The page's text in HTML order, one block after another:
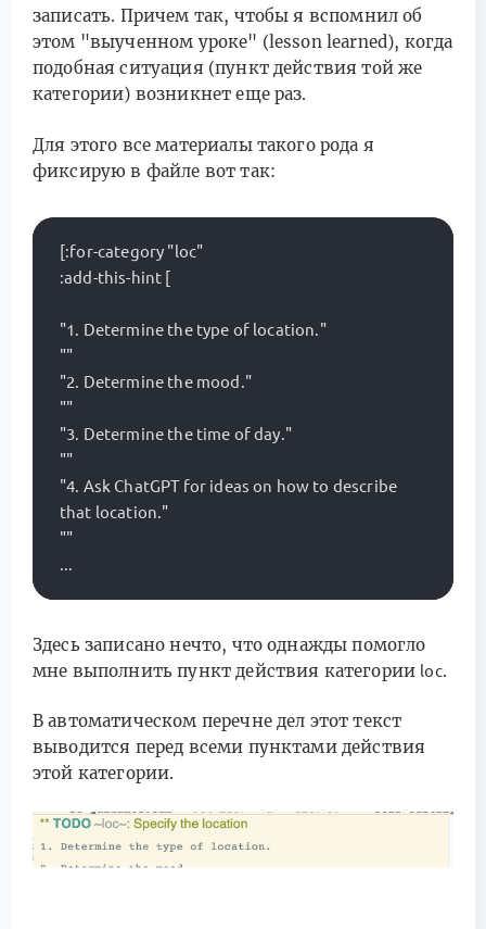
записать. Причем так, чтобы я вспомнил об
этом "выученном уроке" (lesson learned), когда
подобная ситуация (пункт действия той же
категории) возникнет еще раз.
Для этого все материалы такого рода я
фиксирую в файле вот так:
[:for-category "loc"
:add-this-hint [
"1. Determine the type of location."
""
"2. Determine the mood."
""
"3. Determine the time of day."
""
"4. Ask ChatGPT for ideas on how to describe
that location."
""
Здесь записано нечто, что однажды помогло
мне выполнить пункт действия категории loc.
В автоматическом перечне дел этот текст
выводится перед всеми пунктами действия
этой категории.